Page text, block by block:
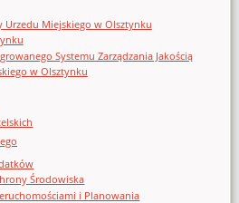
Urzedu Miejskiego w Olsztynku
Systemu Zarządzania Jakością
w Olsztynku
Środowiska
i Planowania